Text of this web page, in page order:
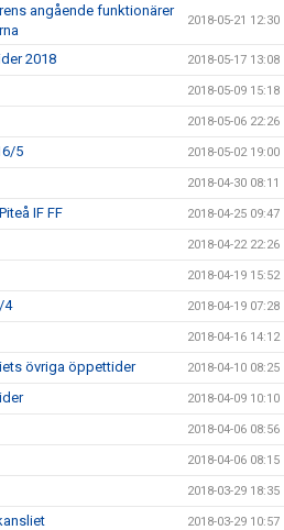
angående funktionärer
2018-05-21 12:30
2018 2018-05-17 13:08
2018-05-09 15:18
2018-05-06 22:26
5 2018-05-02 19:00
2018-04-30 08:11
IF FF 2018-04-25 09:47
2018-04-22 22:26
2018-04-19 15:52
4 2018-04-19 07:28
2018-04-16 14:12
övriga öppettider 2018-04-10 08:25
2018-04-09 10:10
2018-04-06 08:56
2018-04-06 08:15
2018-03-29 18:35
2018-03-29 10:57